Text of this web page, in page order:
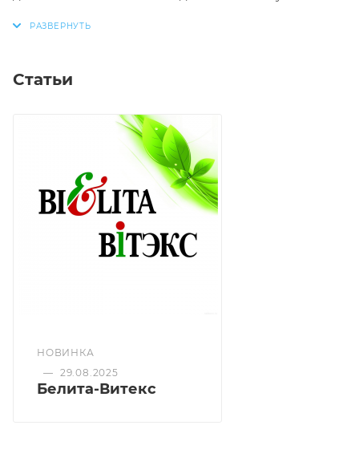
хорошо скользит, предохраняя кожу от
ощущение. Чудодейственные эфирные масла
бергамота, фенхеля, вытяжка из чистотела, витамин
Е оздоравливают кожу, делают её эластичной и
Статьи
НОВИНКА
— 29.08.2025
Белита-Витекс